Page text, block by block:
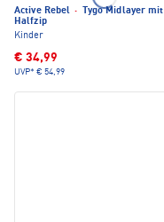
Active Rebel ·
Tygo Midlayer mit
Halfzip
Kinder
€ 34,99
UVP* € 54,99